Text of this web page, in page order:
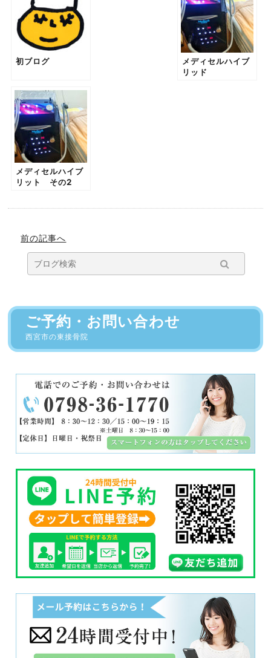
初ブログ
メディセルハイブ
リッド
メディセルハイブ
リット その2
前の記事へ
ご予約・お問い合わせ
西宮市の東接骨院